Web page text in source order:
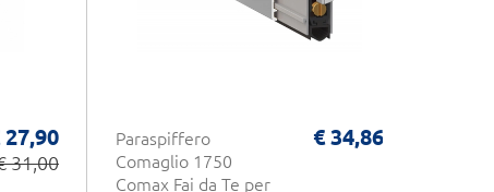
27,90
31,00
Paraspiffero
Comaglio 1750
Comax Fai da Te per
€ 34,86